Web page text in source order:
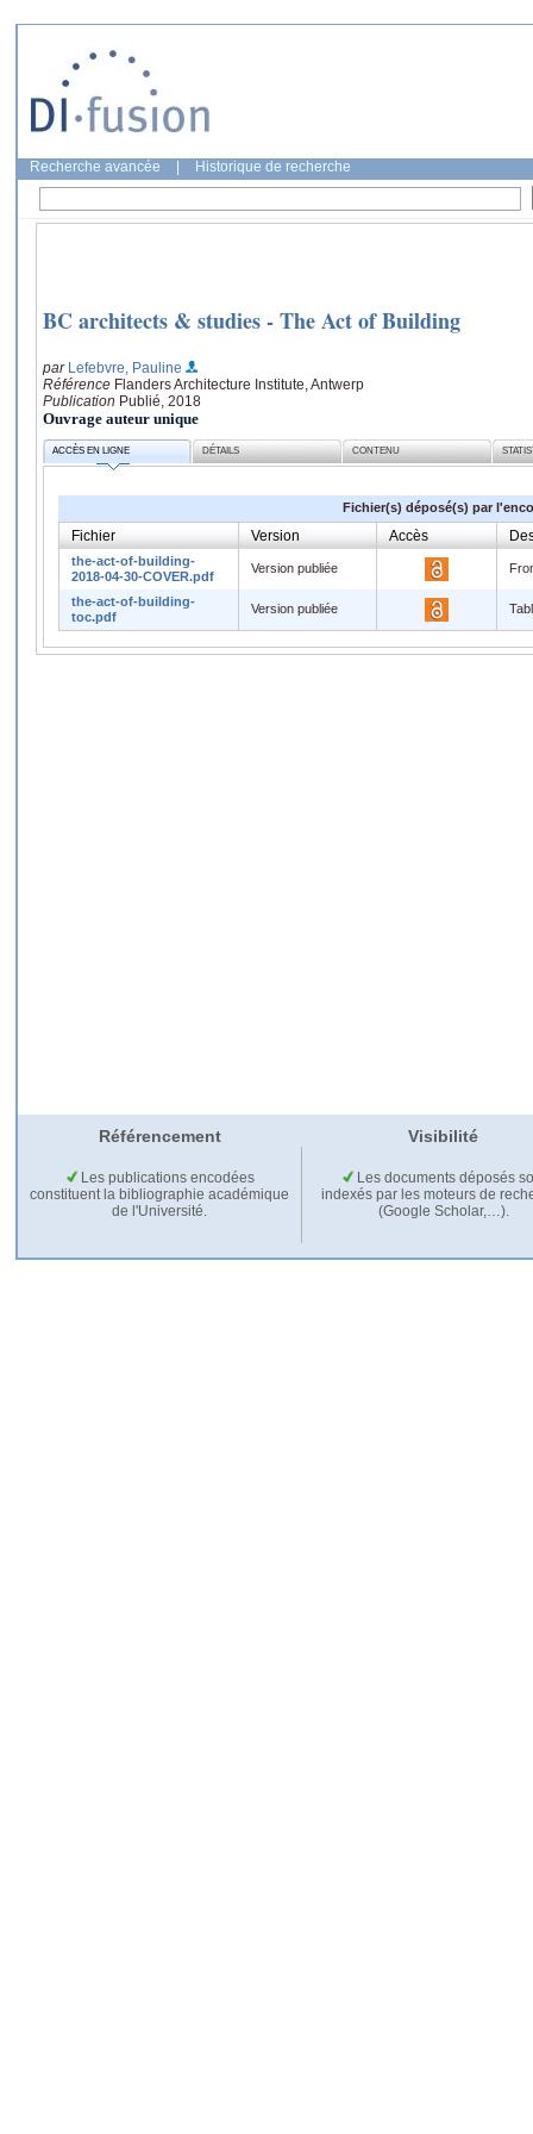
Recherche avancée Historique de recherche
BC architects & studies - The Act of Building
par Lefebvre, Pauline
Référence Flanders Architecture Institute, Antwerp
Publication Publié, 2018
Ouvrage auteur unique
ACCÈS EN LIGNE DÉTAILS CONTENU
Fichier(s) déposé(s) par
Fichier Version Accès
the-act-of-building-
2018-04-30-COVER.pdf
Version publiée
the-act-of-building-
toc.pdf
Version publiée
Référencement Visibilité
Les publications encodées
constituent la bibliographie académique
de l'Université.
Les documents déposés
indexés par les moteurs de
(Google Scholar,…).